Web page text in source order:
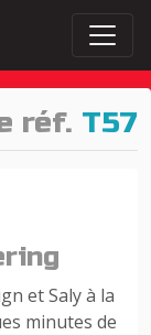
réf. T57
et Saly à la
minutes de